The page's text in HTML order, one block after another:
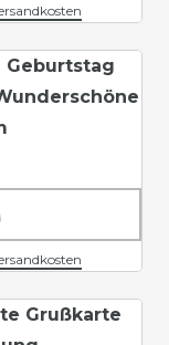
Geburtstag
Grußkarte